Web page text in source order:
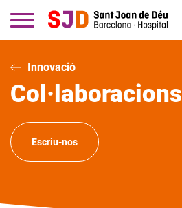
contingut
Innovació
Col·laboracions
Escriu-nos